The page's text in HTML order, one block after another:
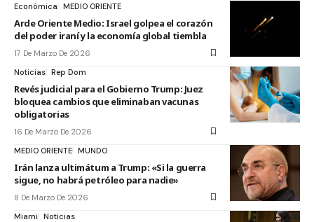
Económica MEDIO ORIENTE
Arde Oriente Medio: Israel golpea el corazón
del poder iraní y la economía global tiembla
17 De Marzo De 2026
Noticias Rep Dom
Revés judicial para el Gobierno Trump: Juez
bloquea cambios que eliminaban vacunas
obligatorias
16 De Marzo De 2026
MEDIO ORIENTE MUNDO
Irán lanza ultimátum a Trump: «Si la guerra
sigue, no habrá petróleo para nadie»
8 De Marzo De 2026
Miami Noticias